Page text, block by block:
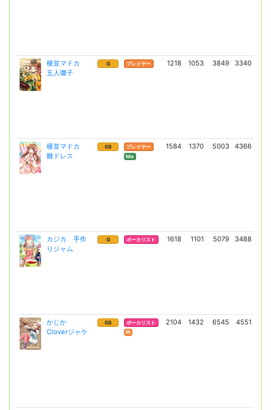
榎並マドカ
五人囃子
G プレイヤー 1218 1053 3849 3340
榎並マドカ
雛ドレス
GS
プレイヤー
Mo
1584 1370 5003 4366
カジカ 手作
りジャム
G ボーカリスト 1618 1101 5079 3488
かじか
Cloverジャケ
GS
ボーカリスト
Pl
2104 1432 6545 4551